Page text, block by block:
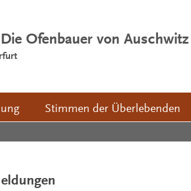
Ofenbauer von Auschwitz
Stimmen der Überlebenden